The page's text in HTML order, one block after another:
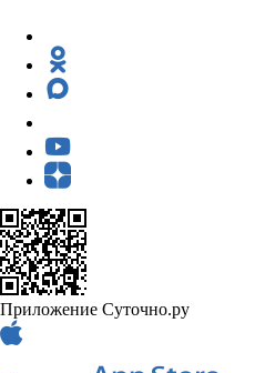
Приложение Суточно.ру